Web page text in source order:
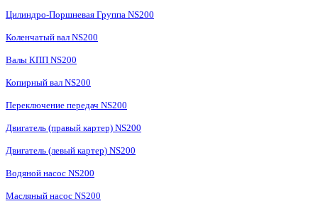
Цилиндро-Поршневая Группа NS200
Коленчатый вал NS200
Валы КПП NS200
Копирный вал NS200
Переключение передач NS200
Двигатель (правый картер) NS200
Двигатель (левый картер) NS200
Водяной насос NS200
Масляный насос NS200